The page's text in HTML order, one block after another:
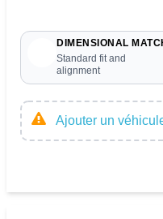
DIMENSIONAL
Standard fit and
alignment
Ajouter un